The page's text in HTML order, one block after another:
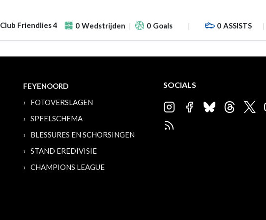
Club Friendlies 4 0 Wedstrijden 0 Goals 0 ASSISTS
FEYENOORD
FOTOVERSLAGEN
SPEELSCHEMA
BLESSURES EN SCHORSINGEN
STAND EREDIVISIE
CHAMPIONS LEAGUE
SOCIALS